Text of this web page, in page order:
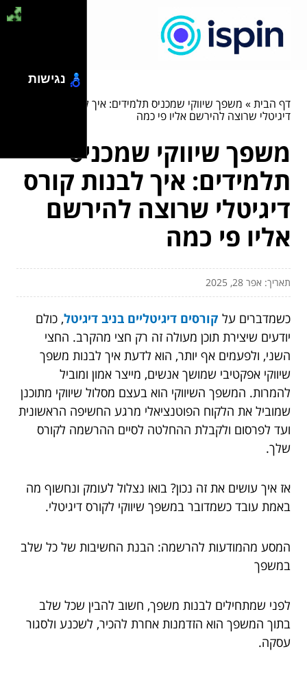
דף הבית» משפך שיווקי שמכניס תלמידים: איך לבנות קורס
דיגיטלי שרוצה להירשם אליו פי כמה
משפך שיווקי שמכניס
תלמידים: איך לבנות קורס
דיגיטלי שרוצה להירשם
אליו פי כמה
תאריך: אפר 28, 2025
כשמדברים על קורסים דיגיטליים בניב דיגיטל, כולם
יודעים שיצירת תוכן מעולה זה רק חצי מהקרב. החצי
השני, ולפעמים אף יותר, הוא לדעת איך לבנות משפך
שיווקי אפקטיבי שמושך אנשים, מייצר אמון ומוביל
להמרות. המשפך השיווקי הוא בעצם מסלול שיווקי מתוכנן
שמוביל את הלקוח הפוטנציאלי מרגע החשיפה הראשונית
ועד לפרסום ולקבלת ההחלטה לסיים ההרשמה לקורס
שלך.
אז איך עושים את זה נכון? בואו נצלול לעומק ונחשוף מה
באמת עובד כשמדובר במשפך שיווקי לקורס דיגיטלי.
המסע מהמודעות להרשמה: הבנת החשיבות של כל שלב
במשפך
לפני שמתחילים לבנות משפך, חשוב להבין שכל שלב
בתוך המשפך הוא הזדמנות אחרת להכיר, לשכנע ולסגור
עסקה.
נגישות